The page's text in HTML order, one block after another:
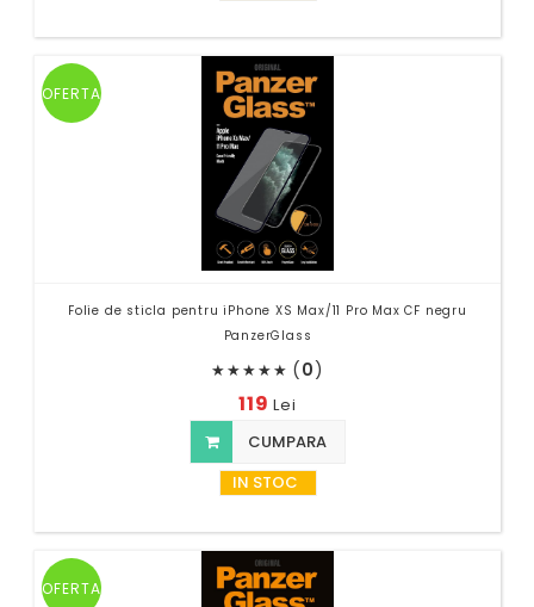
OFERTA
Folie de sticla pentru iPhone XS Max/11 Pro Max CF negru
PanzerGlass
★★★★★ (0)
119Lei
CUMPARA
IN STOC
OFERTA